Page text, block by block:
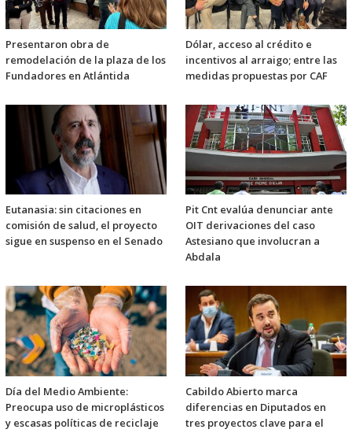
Presentaron obra de
remodelación de la plaza de los
Fundadores en Atlántida
Dólar, acceso al crédito e
incentivos al arraigo; entre las
medidas propuestas por CAF
Eutanasia: sin citaciones en
comisión de salud, el proyecto
sigue en suspenso en el Senado
Pit Cnt evalúa denunciar ante
OIT derivaciones del caso
Astesiano que involucran a
Abdala
Día del Medio Ambiente:
Preocupa uso de microplásticos
y escasas políticas de reciclaje
Cabildo Abierto marca
diferencias en Diputados en
tres proyectos clave para el